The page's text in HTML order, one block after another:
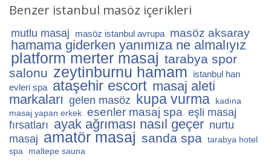
Benzer istanbul masöz içerikleri
mutlu masaj masöz istanbul avrupa masöz aksaray
hamama giderken yanımıza ne almalıyız
platform merter masaj tarabya spor
salonu zeytinburnu hamam
istanbul han
evleri spa ataşehir escort masaj aleti
markaları gelen masöz kupa vurma
kadına
masaj yapan erkek esenler masaj spa eşli masaj
fırsatları ayak ağrıması nasıl geçer nurtu
masaj amatör masaj sanda spa
tarabya hotel
spa
maltepe sauna